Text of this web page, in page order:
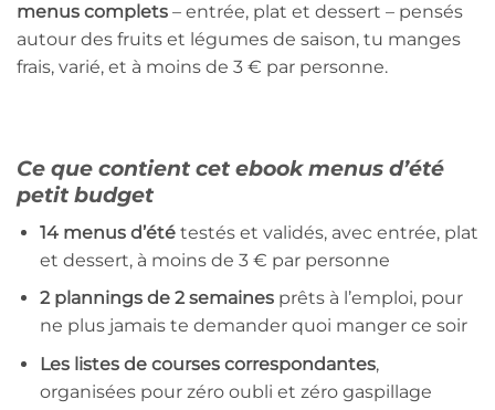
menus complets – entrée, plat et dessert – pensés
autour des fruits et légumes de saison, tu manges
frais, varié, et à moins de 3 € par personne.
Ce que contient cet ebook menus d’été
petit budget
14 menus d’ététestés et validés, avec entrée, plat
et dessert, à moins de 3 € par personne
2 plannings de 2 semainesprêts à l’emploi, pour
ne plus jamais te demander quoi manger ce soir
Les listes de courses correspondantes,
organisées pour zéro oubli et zéro gaspillage